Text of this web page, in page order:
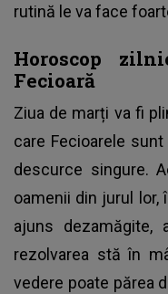
rutină le va face
Horoscop
Fecioară
Ziua de marți va fi
care Fecioarele
descurce singure.
oamenii din jurul lor,
ajuns
rezolvarea stă în
vedere poate părea